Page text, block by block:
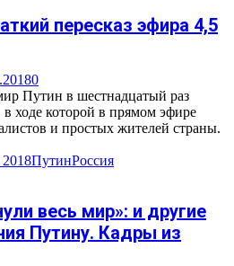
пересказ эфира 4,5
0
Путин в шестнадцатый раз
ходе которой в прямом эфире
и простых жителей страны.
ПутинРоссия
весь мир»: и другие
Путину. Кадры из